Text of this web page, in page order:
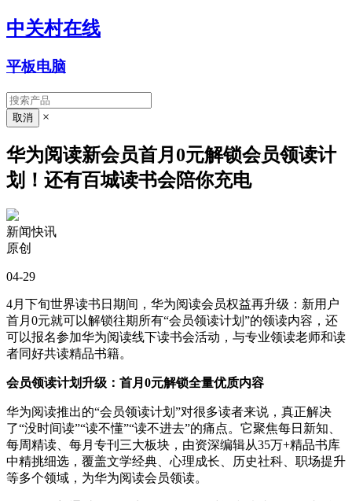
中关村在线
平板电脑
×
华为阅读新会员首月0元解锁会员领读计
划！还有百城读书会陪你充电
新闻快讯
原创
04-29
4月下旬世界读书日期间，华为阅读会员权益再升级：新用户
首月0元就可以解锁往期所有“会员领读计划”的领读内容，还
可以报名参加华为阅读线下读书会活动，与专业领读老师和读
者同好共读精品书籍。
会员领读计划升级：首月0元解锁全量优质内容
华为阅读推出的“会员领读计划”对很多读者来说，真正解决
了“没时间读”“读不懂”“读不进去”的痛点。它聚焦每日新知、
每周精读、每月专刊三大板块，由资深编辑从35万+精品书库
中精挑细选，覆盖文学经典、心理成长、历史社科、职场提升
等多个领域，为华为阅读会员领读。